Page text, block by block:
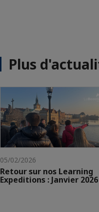
Plus
05/02/2026
Retour sur nos Learning
Expeditions : Janvier 2026